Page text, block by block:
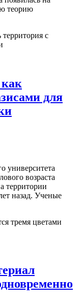
теорию
для
университета
возраста
территории
назад. Ученые